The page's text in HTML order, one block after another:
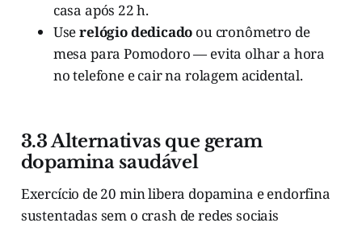
casa após 22 h.
Userelógio dedicado ou cronômetro de
mesa para Pomodoro — evita olhar a hora
no telefone e cair na rolagem acidental.
3.3 Alternativas que geram
dopamina saudável
Exercício de 20 min libera dopamina e endorfina
sustentadas sem o crash de redes sociais